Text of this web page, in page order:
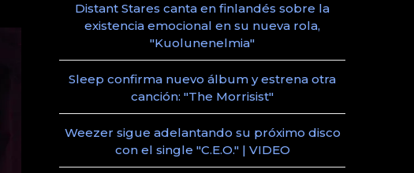
Distant Stares canta en finlandés sobre la
existencia emocional en su nueva rola,
"Kuolunenelmia"
Sleep confirma nuevo álbum y estrena otra
canción: "The Morrisist"
Weezer sigue adelantando su próximo disco
con el single "C.E.O." | VIDEO